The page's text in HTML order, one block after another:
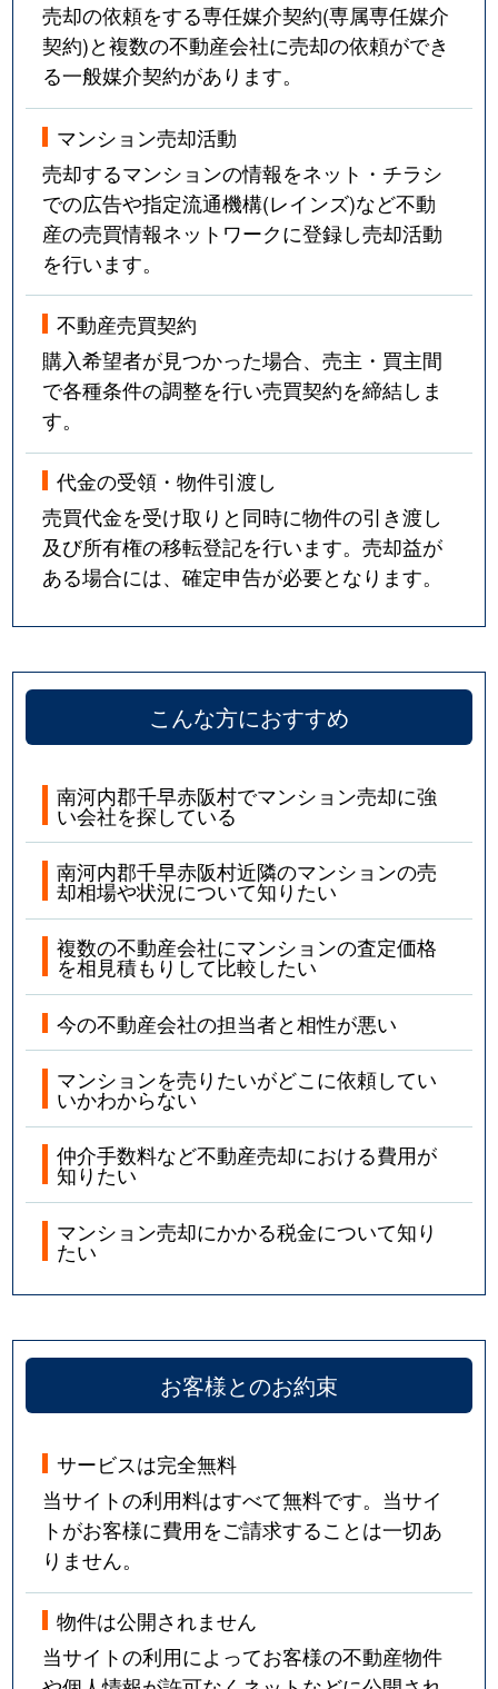
売却の依頼をする専任媒介契約(専属専任媒介
契約)と複数の不動産会社に売却の依頼ができ
る一般媒介契約があります。
マンション売却活動
売却するマンションの情報をネット・チラシ
での広告や指定流通機構(レインズ)など不動
産の売買情報ネットワークに登録し売却活動
を行います。
不動産売買契約
購入希望者が見つかった場合、売主・買主間
で各種条件の調整を行い売買契約を締結しま
す。
代金の受領・物件引渡し
売買代金を受け取りと同時に物件の引き渡し
及び所有権の移転登記を行います。売却益が
ある場合には、確定申告が必要となります。
こんな方におすすめ
南河内郡千早赤阪村でマンション売却に強
い会社を探している
南河内郡千早赤阪村近隣のマンションの売
却相場や状況について知りたい
複数の不動産会社にマンションの査定価格
を相見積もりして比較したい
今の不動産会社の担当者と相性が悪い
マンションを売りたいがどこに依頼してい
いかわからない
仲介手数料など不動産売却における費用が
知りたい
マンション売却にかかる税金について知り
たい
お客様とのお約束
サービスは完全無料
当サイトの利用料はすべて無料です。当サイ
トがお客様に費用をご請求することは一切あ
りません。
物件は公開されません
当サイトの利用によってお客様の不動産物件